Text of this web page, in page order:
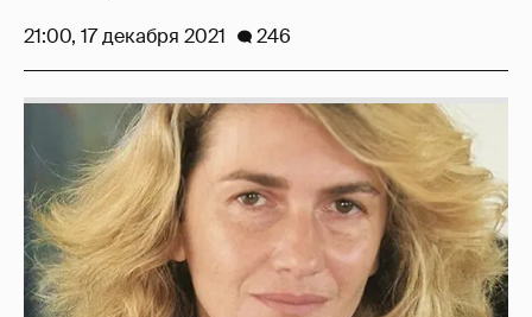
21:00, 17 декабря 2021 246